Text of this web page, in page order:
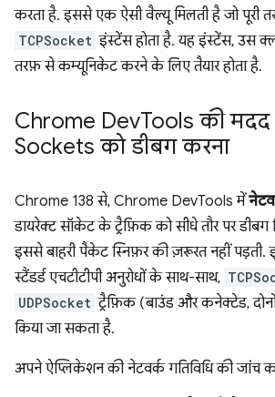
करता है. इससे एक ऐसी वैल्यू मिलती है जो पूरी
TCPSocket इंस्टेंस होता है. यह इंस्टेंस, उस
तरफ़ से कम्यूनिकेट करने के लिए तैयार होता है.
Chrome DevTools की
Sockets को डीबग करना
Chrome 138 से, Chrome DevTools में
डायरेक्ट सॉकेट के ट्रैफ़िक को सीधे तौर पर
इससे बाहरी पैकेट स्निफ़र की ज़रूरत नहीं
स्टैंडर्ड एचटीटीपी अनुरोधों के साथ-साथ,
UDPSocket ट्रैफ़िक (बाउंड और कनेक्टेड,
किया जा सकता है.
अपने ऐप्लिकेशन की नेटवर्क गतिविधि की जांच